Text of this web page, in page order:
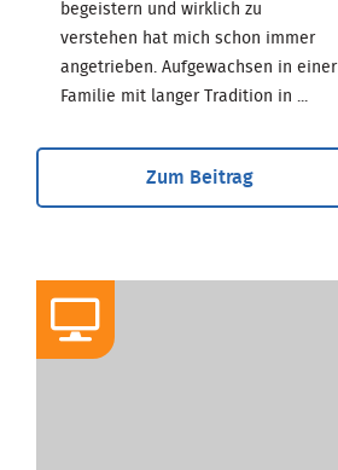
begeistern und wirklich zu
verstehen hat mich schon immer
angetrieben. Aufgewachsen in einer
Familie mit langer Tradition in ...
Zum Beitrag